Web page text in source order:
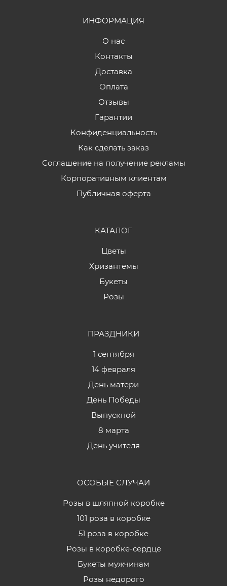
ИНФОРМАЦИЯ
О нас
Контакты
Доставка
Оплата
Отзывы
Гарантии
Конфиденциальность
Как сделать заказ
Соглашение на получение рекламы
Корпоративным клиентам
Публичная оферта
КАТАЛОГ
Цветы
Хризантемы
Букеты
Розы
ПРАЗДНИКИ
1 сентября
14 февраля
День матери
День Победы
Выпускной
8 марта
День учителя
ОСОБЫЕ СЛУЧАИ
Розы в шляпной коробке
101 роза в коробке
51 роза в коробке
Розы в коробке-сердце
Букеты мужчинам
Розы недорого